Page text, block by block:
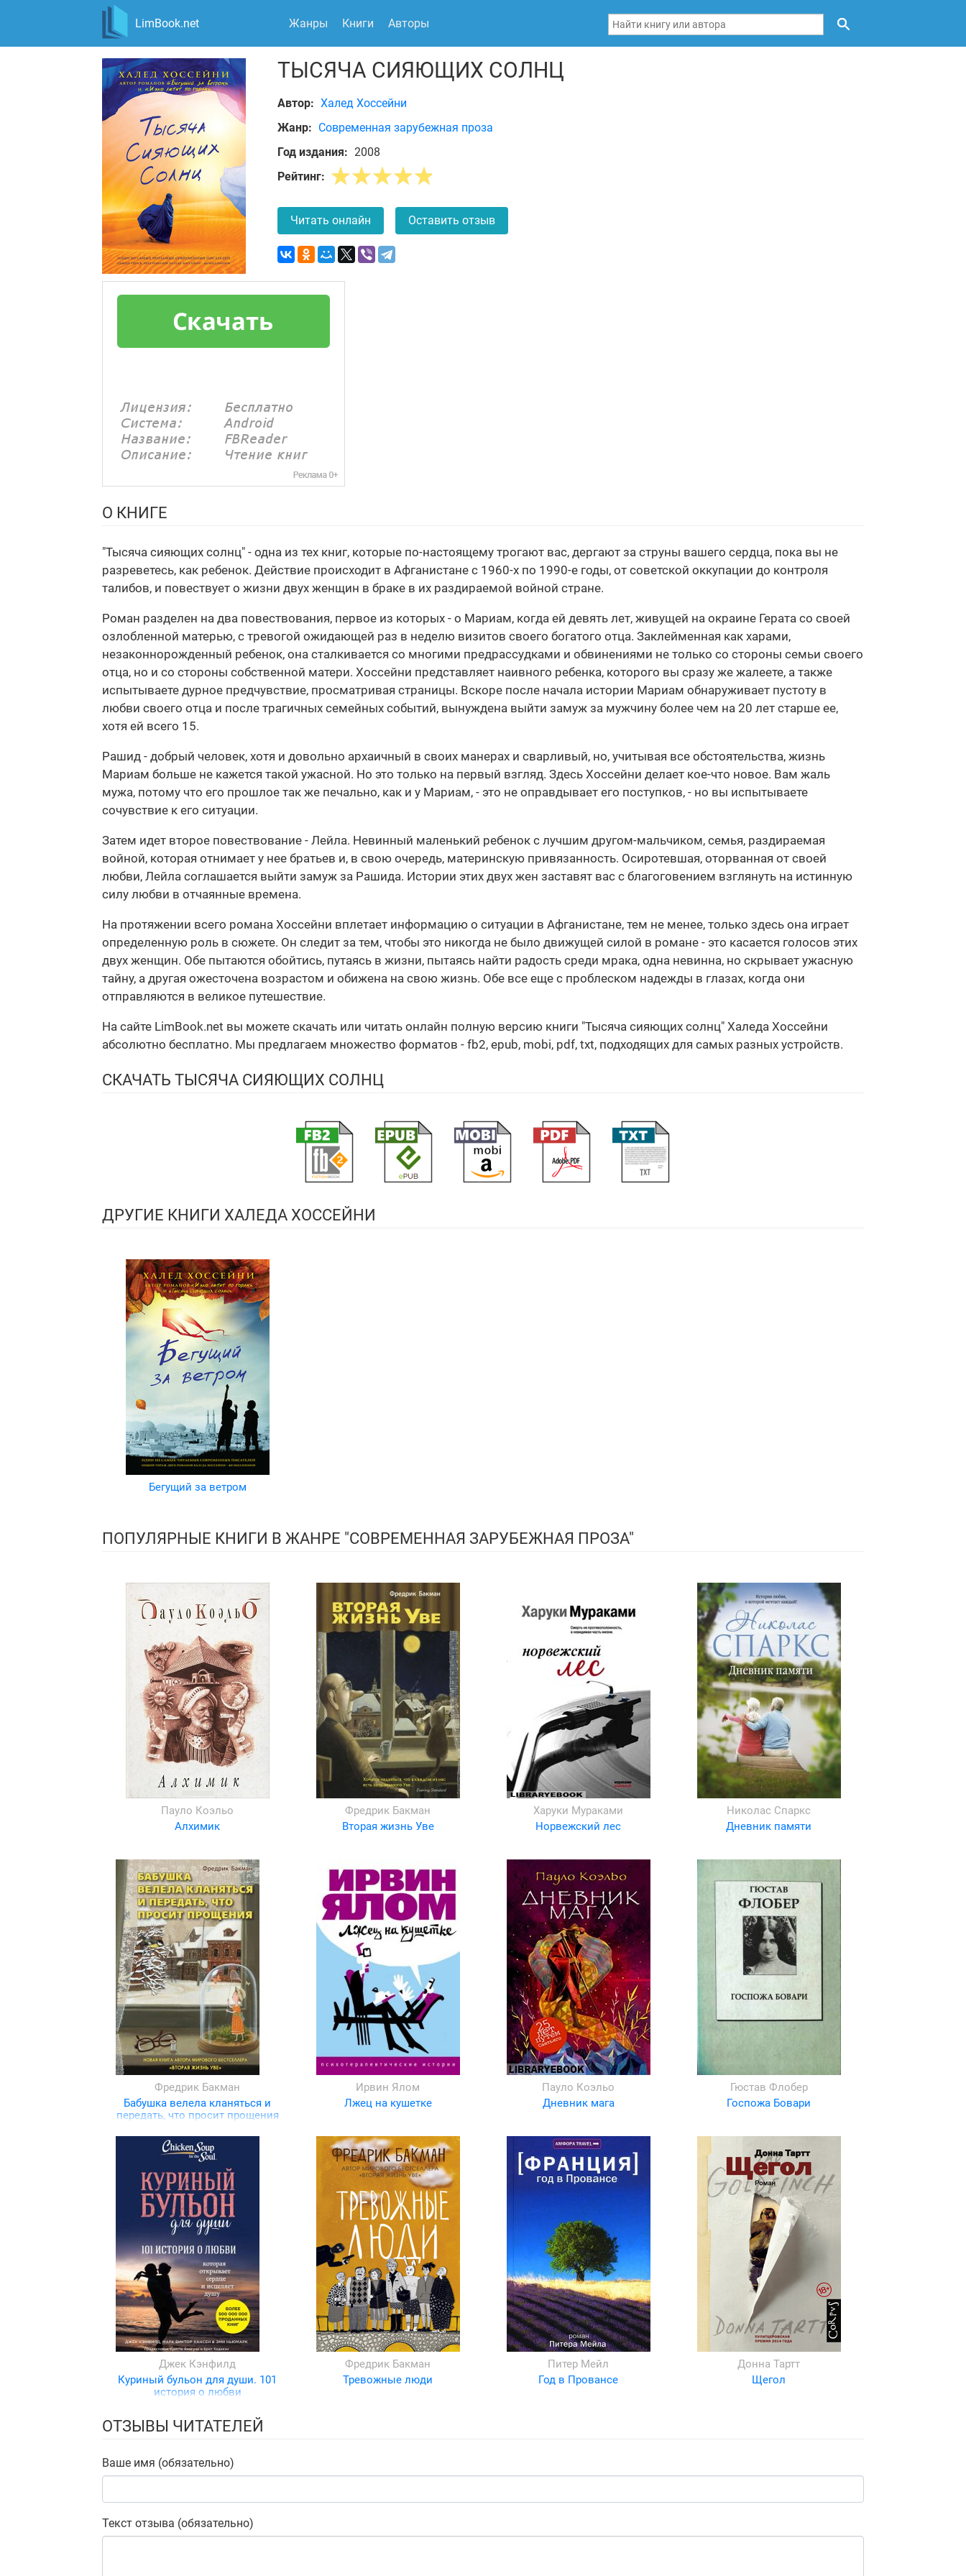
LimBook.net Жанры Книги Авторы
ТЫСЯЧА СИЯЮЩИХ СОЛНЦ
Автор: Халед Хоссейни
Жанр: Современная зарубежная проза
Год издания: 2008
Рейтинг:
Читать онлайн Оставить отзыв
О КНИГЕ
"Тысяча сияющих солнц" - одна из тех книг, которые по-настоящему трогают вас, дергают за струны вашего сердца, пока вы не
разреветесь, как ребенок. Действие происходит в Афганистане с 1960-х по 1990-е годы, от советской оккупации до контроля
талибов, и повествует о жизни двух женщин в браке в их раздираемой войной стране.
Роман разделен на два повествования, первое из которых - о Мариам, когда ей девять лет, живущей на окраине Герата со своей
озлобленной матерью, с тревогой ожидающей раз в неделю визитов своего богатого отца. Заклейменная как харами,
незаконнорожденный ребенок, она сталкивается со многими предрассудками и обвинениями не только со стороны семьи своего
отца, но и со стороны собственной матери. Хоссейни представляет наивного ребенка, которого вы сразу же жалеете, а также
испытываете дурное предчувствие, просматривая страницы. Вскоре после начала истории Мариам обнаруживает пустоту в
любви своего отца и после трагичных семейных событий, вынуждена выйти замуж за мужчину более чем на 20 лет старше ее,
хотя ей всего 15.
Рашид - добрый человек, хотя и довольно архаичный в своих манерах и сварливый, но, учитывая все обстоятельства, жизнь
Мариам больше не кажется такой ужасной. Но это только на первый взгляд. Здесь Хоссейни делает кое-что новое. Вам жаль
мужа, потому что его прошлое так же печально, как и у Мариам, - это не оправдывает его поступков, - но вы испытываете
сочувствие к его ситуации.
Затем идет второе повествование - Лейла. Невинный маленький ребенок с лучшим другом-мальчиком, семья, раздираемая
войной, которая отнимает у нее братьев и, в свою очередь, материнскую привязанность. Осиротевшая, оторванная от своей
любви, Лейла соглашается выйти замуж за Рашида. Истории этих двух жен заставят вас с благоговением взглянуть на истинную
силу любви в отчаянные времена.
На протяжении всего романа Хоссейни вплетает информацию о ситуации в Афганистане, тем не менее, только здесь она играет
определенную роль в сюжете. Он следит за тем, чтобы это никогда не было движущей силой в романе - это касается голосов этих
двух женщин. Обе пытаются обойтись, путаясь в жизни, пытаясь найти радость среди мрака, одна невинна, но скрывает ужасную
тайну, а другая ожесточена возрастом и обижена на свою жизнь. Обе все еще с проблеском надежды в глазах, когда они
отправляются в великое путешествие.
На сайте LimBook.net вы можете скачать или читать онлайн полную версию книги "Тысяча сияющих солнц" Халеда Хоссейни
абсолютно бесплатно. Мы предлагаем множество форматов - fb2, epub, mobi, pdf, txt, подходящих для самых разных устройств.
СКАЧАТЬ ТЫСЯЧА СИЯЮЩИХ СОЛНЦ
ДРУГИЕ КНИГИ ХАЛЕДА ХОССЕЙНИ
Бегущий за ветром
ПОПУЛЯРНЫЕ КНИГИ В ЖАНРЕ "СОВРЕМЕННАЯ ЗАРУБЕЖНАЯ ПРОЗА"
Пауло Коэльо
Алхимик
Фредрик Бакман
Вторая жизнь Уве
Харуки Мураками
Норвежский лес
Николас Спаркс
Дневник памяти
Фредрик Бакман
Бабушка велела кланяться и
передать, что просит прощения
Ирвин Ялом
Лжец на кушетке
Пауло Коэльо
Дневник мага
Гюстав Флобер
Госпожа Бовари
Джек Кэнфилд
Куриный бульон для души. 101
история о любви
Фредрик Бакман
Тревожные люди
Питер Мейл
Год в Провансе
Донна Тартт
Щегол
ОТЗЫВЫ ЧИТАТЕЛЕЙ
Ваше имя (обязательно)
Текст отзыва (обязательно)